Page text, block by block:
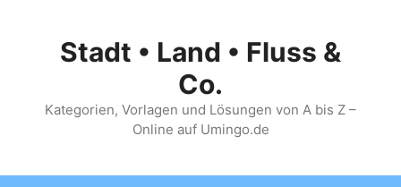
springenStadt • Land • Fluss &
Co.
Kategorien, Vorlagen und Lösungen von A bis Z –
Online auf Umingo.de